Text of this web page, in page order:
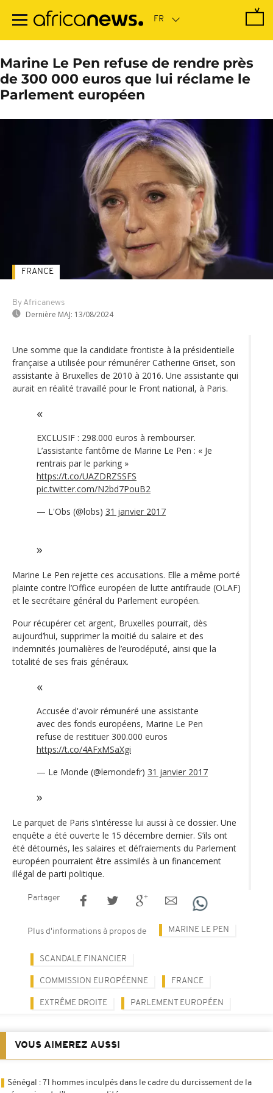
contenu
Marine Le Pen refuse de rendre près
de 300 000 euros que lui réclame le
Parlement européen
By Africanews
Dernière MAJ: 13/08/2024
FRANCE
Une somme que la candidate frontiste à la présidentielle
française a utilisée pour rémunérer Catherine Griset, son
assistante à Bruxelles de 2010 à 2016. Une assistante qui
aurait en réalité travaillé pour le Front national, à Paris.
EXCLUSIF : 298.000 euros à rembourser.
L’assistante fantôme de Marine Le Pen : « Je
rentrais par le parking »
https://t.co/UAZDRZSSFS
pic.twitter.com/N2bd7PouB2
— L'Obs (@lobs) 31 janvier 2017
Marine Le Pen rejette ces accusations. Elle a même porté
plainte contre l’Office européen de lutte antifraude (OLAF)
et le secrétaire général du Parlement européen.
Pour récupérer cet argent, Bruxelles pourrait, dès
aujourd’hui, supprimer la moitié du salaire et des
indemnités journalières de l’eurodéputé, ainsi que la
totalité de ses frais généraux.
Accusée d'avoir rémunéré une assistante
avec des fonds européens, Marine Le Pen
refuse de restituer 300.000 euros
https://t.co/4AFxMSaXgi
— Le Monde (@lemondefr) 31 janvier 2017
Le parquet de Paris s’intéresse lui aussi à ce dossier. Une
enquête a été ouverte le 15 décembre dernier. S’ils ont
été détournés, les salaires et défraiements du Parlement
européen pourraient être assimilés à un financement
illégal de parti politique.
Partager
Plus d'informations à propos de MARINE LE PEN
SCANDALE FINANCIER
COMMISSION EUROPÉENNE FRANCE
EXTRÊME DROITE PARLEMENT EUROPÉEN
VOUS AIMEREZ AUSSI
Sénégal : 71 hommes inculpés dans le cadre du durcissement de la